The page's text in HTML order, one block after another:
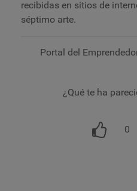
recibidas en sitios de
séptimo arte.
Portal del
¿Qué te ha
0